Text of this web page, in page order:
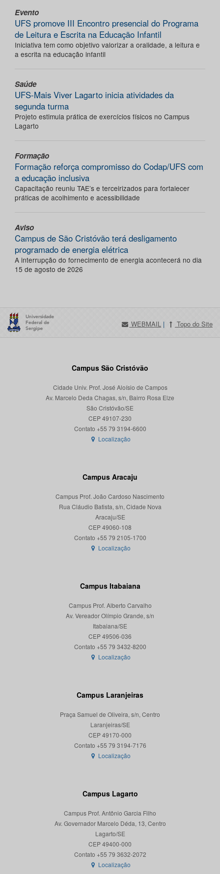
Evento
UFS promove III Encontro presencial do Programa
de Leitura e Escrita na Educação Infantil
Iniciativa tem como objetivo valorizar a oralidade, a leitura e
a escrita na educação infantil
Saúde
UFS-Mais Viver Lagarto inicia atividades da
segunda turma
Projeto estimula prática de exercícios físicos no Campus
Lagarto
Formação
Formação reforça compromisso do Codap/UFS com
a educação inclusiva
Capacitação reuniu TAE’s e terceirizados para fortalecer
práticas de acolhimento e acessibilidade
Aviso
Campus de São Cristóvão terá desligamento
programado de energia elétrica
A interrupção do fornecimento de energia acontecerá no dia
15 de agosto de 2026
WEBMAIL | Topo do Site
Campus São Cristóvão
Cidade Univ. Prof. José Aloísio de Campos
Av. Marcelo Deda Chagas, s/n, Bairro Rosa Elze
São Cristóvão/SE
CEP 49107-230
Localização
Campus Aracaju
Campus Prof. João Cardoso Nascimento
Rua Cláudio Batista, s/n, Cidade Nova
Aracaju/SE
CEP 49060-108
Localização
Campus Itabaiana
Campus Prof. Alberto Carvalho
Av. Vereador Olímpio Grande, s/n
Itabaiana/SE
CEP 49506-036
Localização
Campus Laranjeiras
Praça Samuel de Oliveira, s/n, Centro
Laranjeiras/SE
CEP 49170-000
Localização
Campus Lagarto
Campus Prof. Antônio Garcia Filho
Av. Governador Marcelo Déda, 13, Centro
Lagarto/SE
CEP 49400-000
Localização